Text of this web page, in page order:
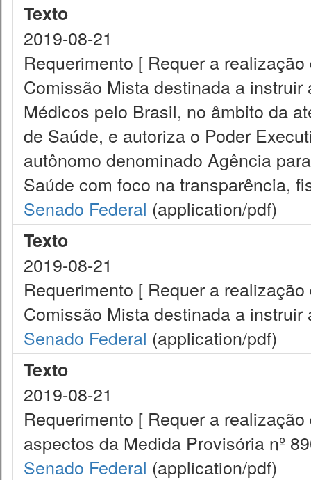
Texto
2019-08-21
Requerimento [ Requer a
Comissão Mista destinada a
Médicos pelo Brasil, no âmbito da
de Saúde, e autoriza o Poder
autônomo denominado Agência
Saúde com foco na transparência,
Senado Federal (application/pdf)
Texto
2019-08-21
Requerimento [ Requer a
Comissão Mista destinada a instruir
Senado Federal (application/pdf)
Texto
2019-08-21
Requerimento [ Requer a
aspectos da Medida Provisória nº
Senado Federal (application/pdf)